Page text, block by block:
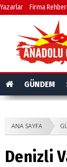
Yazarlar Firma Rehberi
GÜNDEM
ANA SAYFA
Denizli